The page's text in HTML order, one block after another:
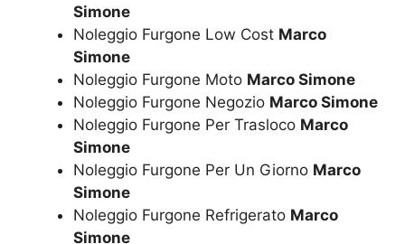
Simone
Noleggio Furgone Low Cost Marco
Simone
Noleggio Furgone Moto Marco Simone
Noleggio Furgone Negozio Marco Simone
Noleggio Furgone Per Trasloco Marco
Simone
Noleggio Furgone Per Un Giorno Marco
Simone
Noleggio Furgone Refrigerato Marco
Simone